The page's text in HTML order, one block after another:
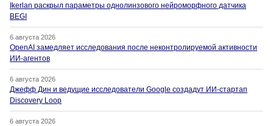
Ikerlan раскрыл параметры однолинзового нейроморфного датчика
BEGI
6 августа 2026
OpenAI замедляет исследования после неконтролируемой активности
ИИ-агентов
6 августа 2026
Джефф Дин и ведущие исследователи Google создадут ИИ-стартап
Discovery Loop
6 августа 2026